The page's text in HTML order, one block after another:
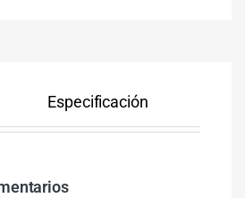
Especificación